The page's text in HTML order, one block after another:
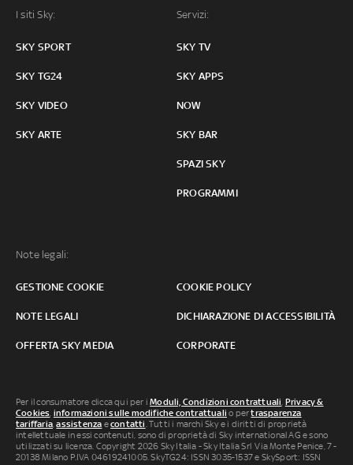
I siti Sky:
SKY SPORT
SKY TG24
SKY VIDEO
SKY ARTE
Servizi:
SKY TV
SKY APPS
NOW
SKY BAR
SPAZI SKY
PROGRAMMI
Note legali:
GESTIONE COOKIE COOKIE POLICY
NOTE LEGALI DICHIARAZIONE DI ACCESSIBILITÀ
OFFERTA SKY MEDIA CORPORATE
Per il consumatore clicca qui per iModuli, Condizioni contrattuali Privacy &
Cookies informazioni sulle modifiche contrattuali o pertrasparenza
tariffaria ,assistenza econtatti . Tutti i marchi Sky e i diritti di proprietà
intellettuale in essi contenuti, sono di proprietà di Sky international AG e sono
utilizzati su licenza. Copyright 2026 Sky Italia - Sky Italia Srl Via Monte Penice, 7 -
20138 Milano P.IVA 04619241005. SkyTG24: ISSN 3035-1537 e SkySport: ISSN